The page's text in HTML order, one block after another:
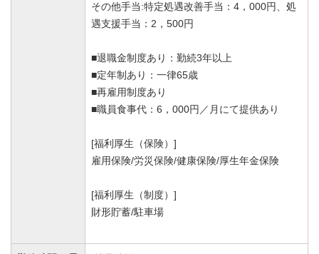
その他手当:特定処遇改善手当：4，000円、処
遇支援手当：2，500円
■退職金制度あり：勤続3年以上
■定年制あり：一律65歳
■再雇用制度あり
■職員食事代：6，000円／月にて提供あり
[福利厚生（保険）]
雇用保険/労災保険/健康保険/厚生年金保険
[福利厚生（制度）]
財形貯蓄/駐車場